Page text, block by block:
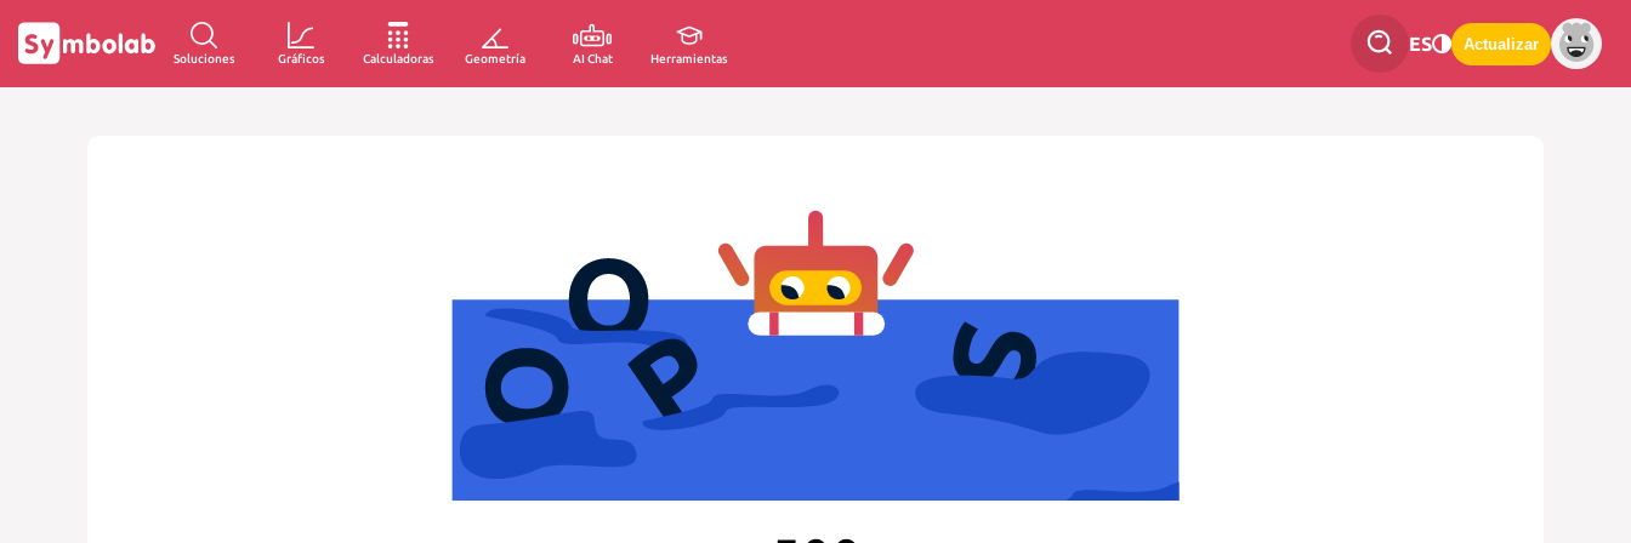
Soluciones Gráficos Calculadoras Geometría AI Chat Herramientas
ES Actualizar